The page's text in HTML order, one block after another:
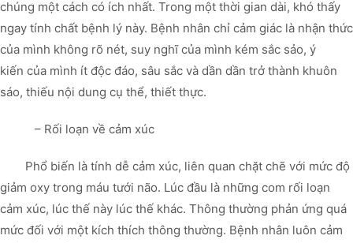
chúng một cách có ích nhất. Trong một thời gian dài, khó thấy
ngay tính chất bệnh lý này. Bệnh nhân chỉ cảm giác là nhận thức
của mình không rõ nét, suy nghĩ của mình kém sắc sảo, ý
kiến của mình ít độc đáo, sâu sắc và dần dần trở thành khuôn
sáo, thiếu nội dung cụ thể, thiết thực.
– Rối loạn về cảm xúc
Phổ biến là tính dễ cảm xúc, liên quan chặt chẽ với mức độ
giảm oxy trong máu tưới não. Lúc đầu là những com rối loạn
cảm xúc, lúc thế này lúc thế khác. Thông thường phản ứng quá
mức đối với một kích thích thông thường. Bệnh nhân luôn cảm